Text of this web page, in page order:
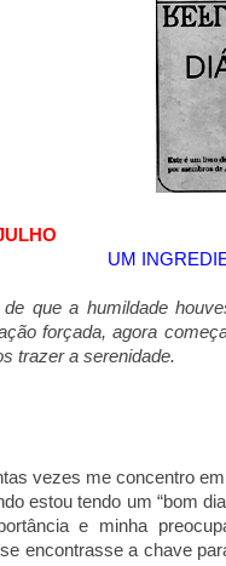
UM
de que a humildade
forçada, agora
trazer a serenidade.
vezes me concentro
estou tendo um “bom
e minha
encontrasse a chave